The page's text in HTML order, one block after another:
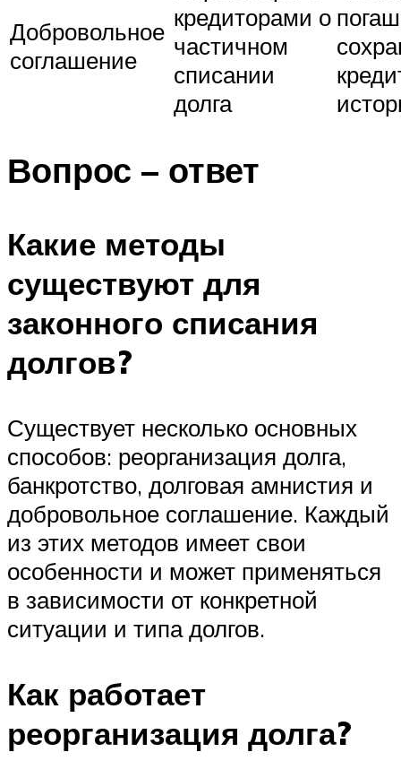
Добровольное
соглашение
кредиторами о
частичном
списании
долга
Вопрос – ответ
Какие методы
существуют для
законного списания
долгов?
Существует несколько основных
способов: реорганизация долга,
банкротство, долговая амнистия и
добровольное соглашение. Каждый
из этих методов имеет свои
особенности и может применяться
в зависимости от конкретной
ситуации и типа долгов.
Как работает
реорганизация долга?